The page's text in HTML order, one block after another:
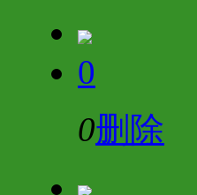
0
0删除